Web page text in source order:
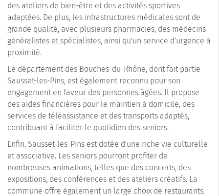
des ateliers de bien-être et des activités sportives
adaptées. De plus, les infrastructures médicales sont de
grande qualité, avec plusieurs pharmacies, des médecins
généralistes et spécialistes, ainsi qu'un service d'urgence à
proximité.
Le département des Bouches-du-Rhône, dont fait partie
Sausset-les-Pins, est également reconnu pour son
engagement en faveur des personnes âgées. Il propose
des aides financières pour le maintien à domicile, des
services de téléassistance et des transports adaptés,
contribuant à faciliter le quotidien des seniors.
Enfin, Sausset-les-Pins est dotée d'une riche vie culturelle
et associative. Les seniors pourront profiter de
nombreuses animations, telles que des concerts, des
expositions, des conférences et des ateliers créatifs. La
commune offre également un large choix de restaurants,